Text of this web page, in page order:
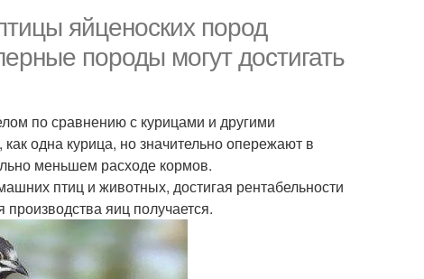
яйценоских пород
породы могут достигать
по сравнению с курицами и другими
одна курица, но значительно опережают в
меньшем расходе кормов.
птиц и животных, достигая рентабельности
яиц получается.